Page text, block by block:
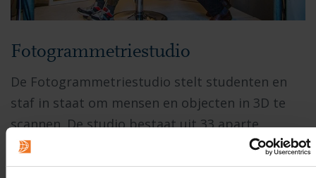
Fotogrammetriestudio
De Fotogrammetriestudio stelt studenten en
staf in staat om mensen en objecten in 3D te
scannen. De studio bestaat uit 33 aparte
camera’s met aangepaste software, die elk
detail vastleggen. De aangepast pijplijn die